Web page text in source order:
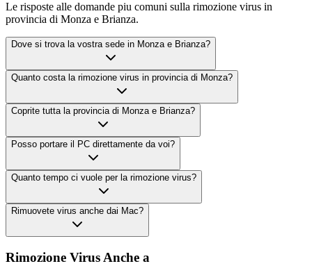
Le risposte alle domande piu comuni sulla rimozione virus in
provincia di Monza e Brianza.
Dove si trova la vostra sede in Monza e Brianza?
Quanto costa la rimozione virus in provincia di Monza?
Coprite tutta la provincia di Monza e Brianza?
Posso portare il PC direttamente da voi?
Quanto tempo ci vuole per la rimozione virus?
Rimuovete virus anche dai Mac?
Rimozione Virus Anche a